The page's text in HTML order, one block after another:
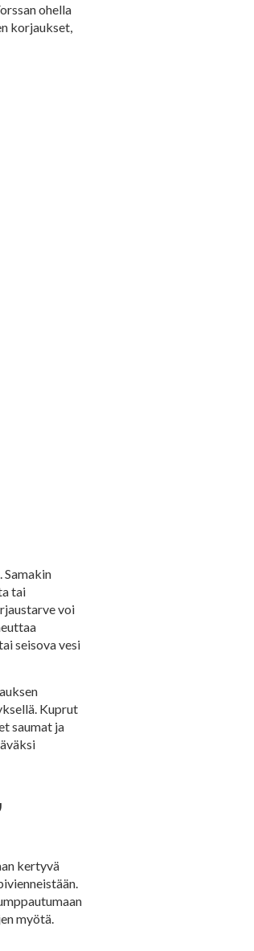
ohella
korjaukset,
tai
voi
seisova vesi
Kuprut
saumat ja
kertyvä
myötä.